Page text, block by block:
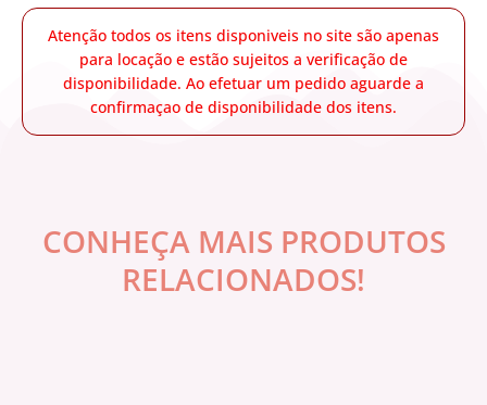
Atenção todos os itens disponiveis no site são apenas
para locação e estão sujeitos a verificação de
disponibilidade. Ao efetuar um pedido aguarde a
confirmaçao de disponibilidade dos itens.
CONHEÇA MAIS PRODUTOS
RELACIONADOS!